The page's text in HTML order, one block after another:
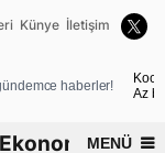
Künye İletişim
haberler!
Az
Ekonomi MENÜ